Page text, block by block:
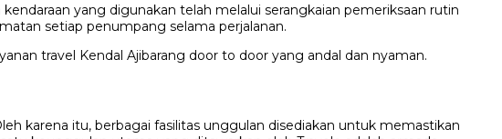
yang digunakan telah melalui serangkaian pemeriksaan rutin
setiap penumpang selama perjalanan.
travel Kendal Ajibarang door to door yang andal dan nyaman.
karena itu, berbagai fasilitas unggulan disediakan untuk memastikan